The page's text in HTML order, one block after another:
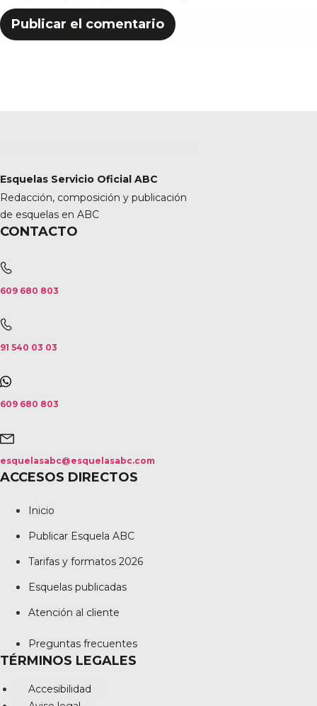
Esquelas Servicio Oficial ABC
Redacción, composición y publicación
de esquelas en ABC
CONTACTO
609 680 803
91 540 03 03
609 680 803
esquelasabc@esquelasabc.com
ACCESOS DIRECTOS
Inicio
Publicar Esquela ABC
Tarifas y formatos 2026
Esquelas publicadas
Atención al cliente
Preguntas frecuentes
TÉRMINOS LEGALES
Accesibilidad